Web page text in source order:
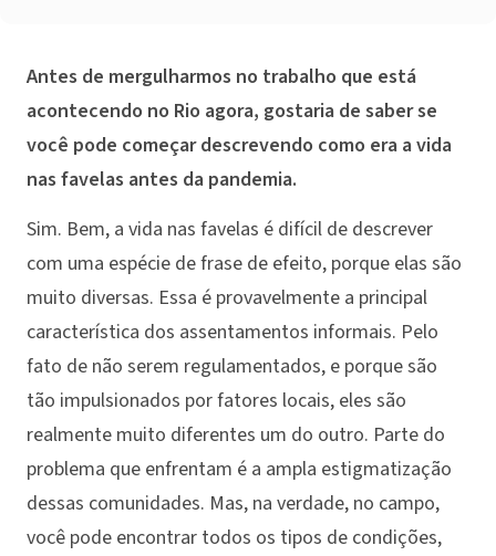
Antes de mergulharmos no trabalho que está
acontecendo no Rio agora, gostaria de saber se
você pode começar descrevendo como era a vida
nas favelas antes da pandemia.
Sim. Bem, a vida nas favelas é difícil de descrever
com uma espécie de frase de efeito, porque elas são
muito diversas. Essa é provavelmente a principal
característica dos assentamentos informais. Pelo
fato de não serem regulamentados, e porque são
tão impulsionados por fatores locais, eles são
realmente muito diferentes um do outro. Parte do
problema que enfrentam é a ampla estigmatização
dessas comunidades. Mas, na verdade, no campo,
você pode encontrar todos os tipos de condições,